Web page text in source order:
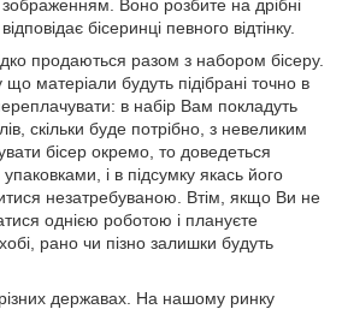
Воно розбите на дрібні
бісеринці певного відтінку.
продаються разом з набором бісеру.
матеріали будуть підібрані точно в
в набір Вам покладуть
скільки буде потрібно, з невеликим
бісер окремо, то доведеться
і в підсумку якась його
незатребуваною. Втім, якщо Ви не
однією роботою і плануєте
рано чи пізно залишки будуть
державах. На нашому ринку